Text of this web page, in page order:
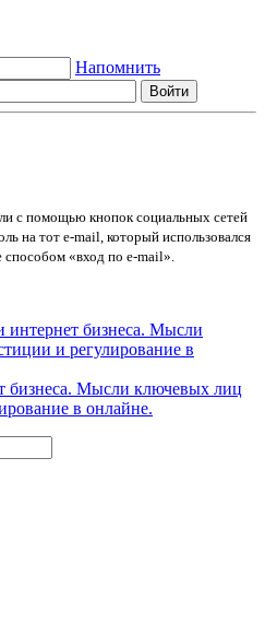
Напомнить
с помощью кнопок социальных сетей
на тот e-mail, который использовался
способом «вход по e-mail».
бизнеса. Мысли ключевых лиц
в онлайне.